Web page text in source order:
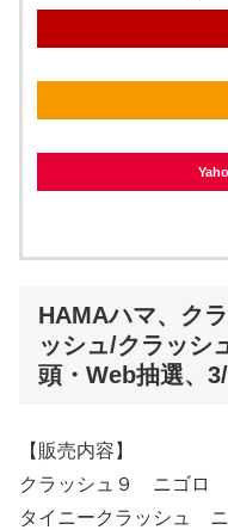
HAMAハマ、ク
ッシュ/クラッシ
頭・Web抽選、
【販売内容】
クラッシュ９ ニゴロ
タイニークラッシュ